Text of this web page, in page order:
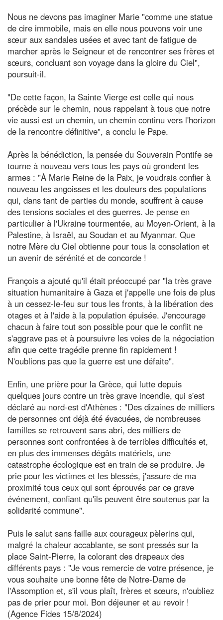
Nous ne devons pas imaginer Marie "comme une statue
de cire immobile, mais en elle nous pouvons voir une
sœur aux sandales usées et avec tant de fatigue de
marcher après le Seigneur et de rencontrer ses frères et
sœurs, concluant son voyage dans la gloire du Ciel",
poursuit-il.
"De cette façon, la Sainte Vierge est celle qui nous
précède sur le chemin, nous rappelant à tous que notre
vie aussi est un chemin, un chemin continu vers l'horizon
de la rencontre définitive", a conclu le Pape.
Après la bénédiction, la pensée du Souverain Pontife se
tourne à nouveau vers tous les pays où grondent les
armes : "À Marie Reine de la Paix, je voudrais confier à
nouveau les angoisses et les douleurs des populations
qui, dans tant de parties du monde, souffrent à cause
des tensions sociales et des guerres. Je pense en
particulier à l'Ukraine tourmentée, au Moyen-Orient, à la
Palestine, à Israël, au Soudan et au Myanmar. Que
notre Mère du Ciel obtienne pour tous la consolation et
un avenir de sérénité et de concorde !
François a ajouté qu'il était préoccupé par "la très grave
situation humanitaire à Gaza et j'appelle une fois de plus
à un cessez-le-feu sur tous les fronts, à la libération des
otages et à l'aide à la population épuisée. J'encourage
chacun à faire tout son possible pour que le conflit ne
s'aggrave pas et à poursuivre les voies de la négociation
afin que cette tragédie prenne fin rapidement !
N'oublions pas que la guerre est une défaite".
Enfin, une prière pour la Grèce, qui lutte depuis
quelques jours contre un très grave incendie, qui s'est
déclaré au nord-est d'Athènes : "Des dizaines de milliers
de personnes ont déjà été évacuées, de nombreuses
familles se retrouvent sans abri, des milliers de
personnes sont confrontées à de terribles difficultés et,
en plus des immenses dégâts matériels, une
catastrophe écologique est en train de se produire. Je
prie pour les victimes et les blessés, j'assure de ma
proximité tous ceux qui sont éprouvés par ce grave
événement, confiant qu'ils peuvent être soutenus par la
solidarité commune".
Puis le salut sans faille aux courageux pèlerins qui,
malgré la chaleur accablante, se sont pressés sur la
place Saint-Pierre, la colorant des drapeaux des
différents pays : "Je vous remercie de votre présence, je
vous souhaite une bonne fête de Notre-Dame de
l'Assomption et, s'il vous plaît, frères et sœurs, n'oubliez
pas de prier pour moi. Bon déjeuner et au revoir !
(Agence Fides 15/8/2024)